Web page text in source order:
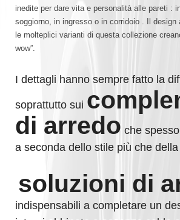
inedite per dare vita e personalità alle pareti :
soggiorno, in ingresso o in corridoio . Il design
le molteplici varianti di questa collezione
wow”.
I dettagli hanno sempre fatto la
soprattutto sui
di arredo che
a seconda dello stile più che
soluzioni di
indispensabili a completare un